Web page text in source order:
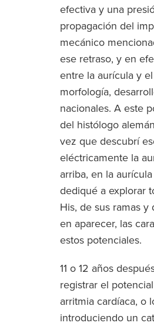
efectiva y una
propagación del
mecánico
ese retraso, y en
entre la aurícula y
morfología,
nacionales. A este
del histólogo
vez que descubrí
eléctricamente la
arriba, en la
dediqué a explorar
His, de sus ramas
en aparecer, las
estos potenciales.
11 o 12 años
registrar el
arritmia cardíaca, o
introduciendo un